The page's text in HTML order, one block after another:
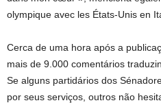
olympique avec les États-Unis en
Cerca de uma hora após a
mais de 9.000 comentários
Se alguns partidários dos
por seus serviços, outros não